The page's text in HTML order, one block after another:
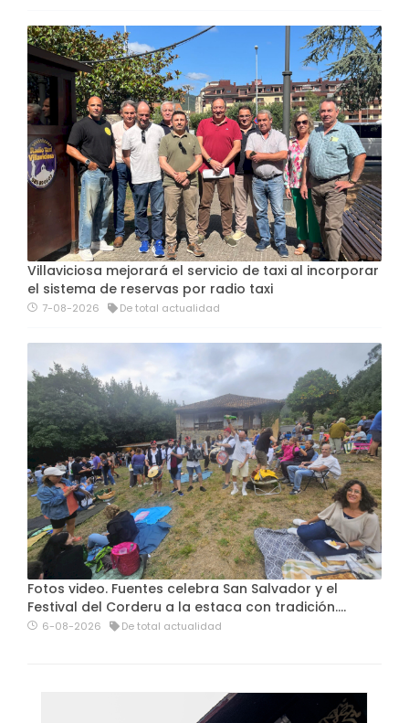
Villaviciosa mejorará el servicio de taxi al incorporar
el sistema de reservas por radio taxi
7-08-2026 De total actualidad
Fotos video. Fuentes celebra San Salvador y el
Festival del Corderu a la estaca con tradición....
6-08-2026 De total actualidad